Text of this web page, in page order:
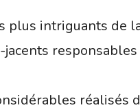
intriguants de
réalisés